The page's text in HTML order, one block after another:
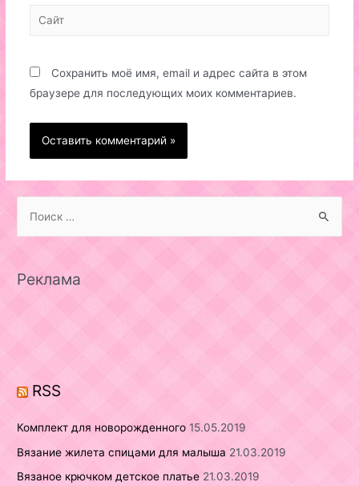
Сайт
Сохранить моё имя, email и адрес сайта в этом
браузере для последующих моих комментариев.
r
:
Реклама
RSS
Комплект для новорожденного 15.05.2019
Вязание жилета спицами для малыша 21.03.2019
Вязаное крючком детское платье 21.03.2019